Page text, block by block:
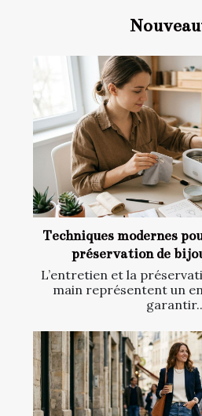
Techniques modernes
préservation de
L’entretien et la
main représentent un